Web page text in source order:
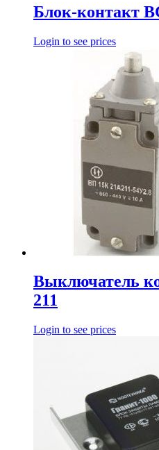
Блок-контакт
Login to see prices
Выключатель
211
Login to see prices